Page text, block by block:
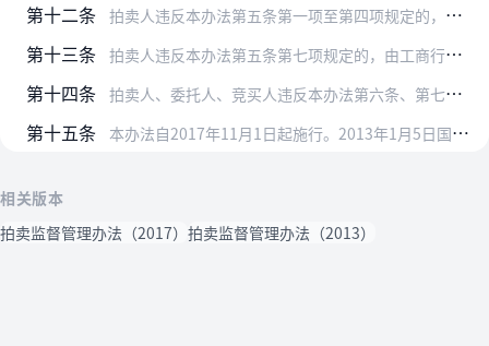
第十二条 拍卖人违反本办法第五条第一项至第四项规定的，由工商行政管理部门依照《中华人民共和国反不正当竞争法》的有关规定处罚。拍卖人违反本办法第五条第五项、第六项规定的，由…
第十三条 拍卖人违反本办法第五条第七项规定的，由工商行政管理部门予以警告，并可处1万元以下的罚款。
第十四条 拍卖人、委托人、竞买人违反本办法第六条、第七条、第八条规定的，由工商行政管理部门依照《中华人民共和国拍卖法》第六十四条、第六十五条的规定处罚。
第十五条 本办法自2017年11月1日起施行。2013年1月5日国家工商行政管理总局令第59号修订的《拍卖监督管理办法》同时废止。
相关版本
拍卖监督管理办法（2017） 拍卖监督管理办法（2013）